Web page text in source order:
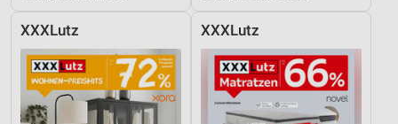
XXXLutz XXXLutz